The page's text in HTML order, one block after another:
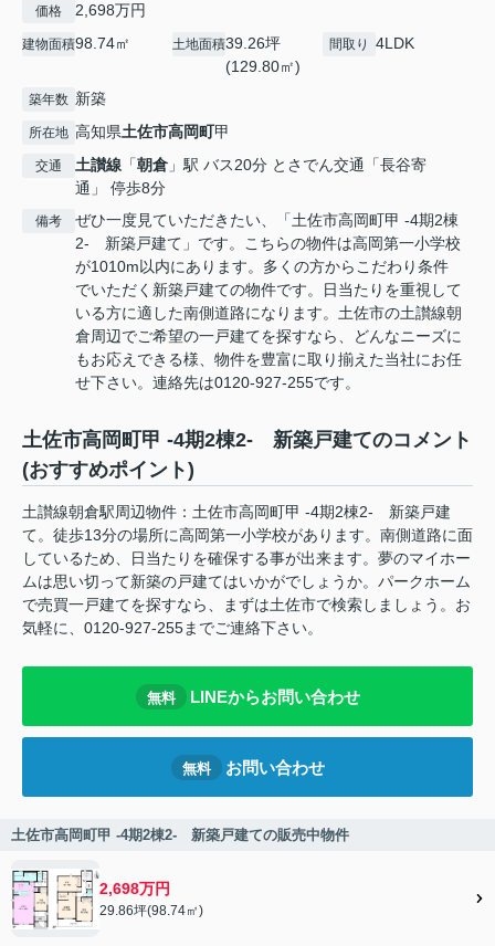
価格 2,698万円
建物面積98.74㎡ 土地面積39.26坪
(129.80㎡)
間取り 4LDK
築年数 新築
所在地 高知県土佐市高岡町甲
交通 土讃線 「朝倉 」駅 バス20分 とさでん交通「長谷寄
通」 停歩8分
備考
ぜひ一度見ていただきたい、「土佐市高岡町甲 -4期2棟
2- 新築戸建て」です。こちらの物件は高岡第一小学校
が1010m以内にあります。多くの方からこだわり条件
でいただく新築戸建ての物件です。日当たりを重視して
いる方に適した南側道路になります。土佐市の土讃線朝
倉周辺でご希望の一戸建てを探すなら、どんなニーズに
もお応えできる様、物件を豊富に取り揃えた当社にお任
せ下さい。連絡先は0120-927-255です。
土佐市高岡町甲 -4期2棟2- 新築戸建てのコメント
(おすすめポイント)
土讃線朝倉駅周辺物件：土佐市高岡町甲 -4期2棟2- 新築戸建
て。徒歩13分の場所に高岡第一小学校があります。南側道路に面
しているため、日当たりを確保する事が出来ます。夢のマイホー
ムは思い切って新築の戸建てはいかがでしょうか。パークホーム
で売買一戸建てを探すなら、まずは土佐市で検索しましょう。お
気軽に、0120-927-255までご連絡下さい。
無料 LINEからお問い合わせ
無料 お問い合わせ
土佐市高岡町甲 -4期2棟2- 新築戸建ての販売中物件
2,698万円
29.86坪(98.74㎡)